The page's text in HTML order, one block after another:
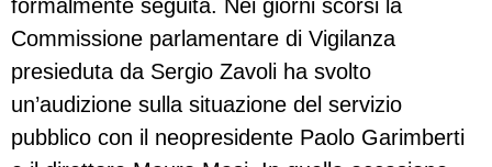
formalmente seguita. Nei giorni scorsi la
Commissione parlamentare di Vigilanza
presieduta da Sergio Zavoli ha svolto
un’audizione sulla situazione del servizio
pubblico con il neopresidente Paolo Garimberti